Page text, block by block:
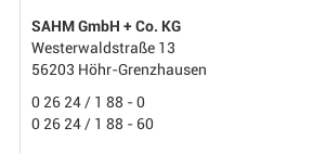
SAHM GmbH + Co. KG
Westerwaldstraße 13
56203 Höhr-Grenzhausen
0 26 24 / 1 88 - 0
0 26 24 / 1 88 - 60